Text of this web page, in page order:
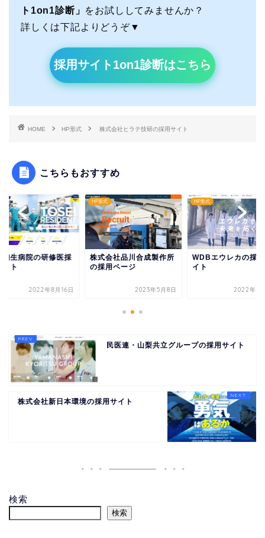
ト1on1診断」 をお試ししてみませんか？
詳しくは下記よりどうぞ▼
採用サイト1on1診断はこちら
HOME HP形式 株式会社ヒラテ技研の採用サイト
こちらもおすすめ
陶生病院の研修医採
イト
2022年8月16日
HP形式
株式会社品川合成製作所
の採用ページ
2023年5月8日
HP形式
WDBエウレカの採
イト
2022年10
民医連・山梨共立グループの採用サイト
株式会社新日本環境の採用サイト
検索
検索